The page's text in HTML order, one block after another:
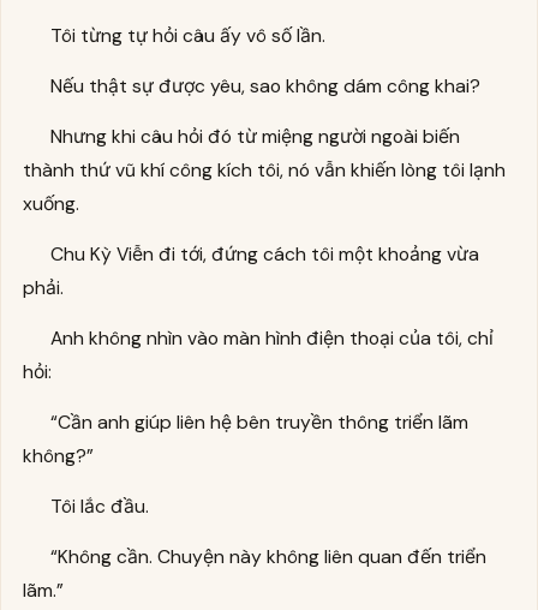
Tôi từng tự hỏi câu ấy vô số lần.
Nếu thật sự được yêu, sao không dám công khai?
Nhưng khi câu hỏi đó từ miệng người ngoài biến
thành thứ vũ khí công kích tôi, nó vẫn khiến lòng tôi lạnh
xuống.
Chu Kỳ Viễn đi tới, đứng cách tôi một khoảng vừa
phải.
Anh không nhìn vào màn hình điện thoại của tôi, chỉ
hỏi:
“Cần anh giúp liên hệ bên truyền thông triển lãm
không?”
Tôi lắc đầu.
“Không cần. Chuyện này không liên quan đến triển
lãm.”